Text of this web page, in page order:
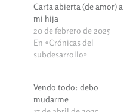
Carta abierta (de amor) a
mi hija
20 de febrero de 2025
En «Crónicas del
subdesarrollo»
Vendo todo: debo
mudarme